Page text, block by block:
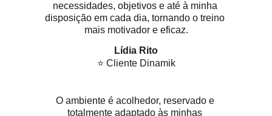
necessidades, objetivos e até à minha
disposição em cada dia, tornando o treino
mais motivador e eficaz.
Lídia Rito
⭐ Cliente Dinamik
O ambiente é acolhedor, reservado e
totalmente adaptado às minhas